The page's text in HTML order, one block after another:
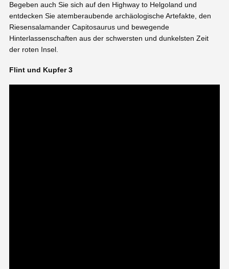
Begeben auch Sie sich auf den Highway to Helgoland und
entdecken Sie atemberaubende archäologische Artefakte, den
Riesensalamander Capitosaurus und bewegende
Hinterlassenschaften aus der schwersten und dunkelsten Zeit
der roten Insel.
Flint und Kupfer 3